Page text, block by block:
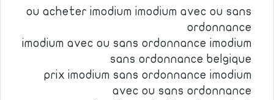
ou acheter imodium imodium avec ou sans
ordonnance
imodium avec ou sans ordonnance imodium
sans ordonnance belgique
prix imodium sans ordonnance imodium
avec ou sans ordonnance